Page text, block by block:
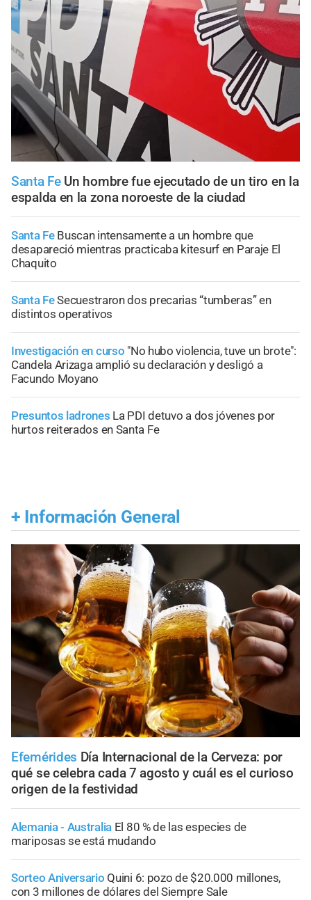
Santa Fe Un hombre fue ejecutado de un tiro en la
espalda en la zona noroeste de la ciudad
Santa Fe Buscan intensamente a un hombre que
desapareció mientras practicaba kitesurf en Paraje El
Chaquito
Santa FeSecuestraron dos precarias “tumberas” en
distintos operativos
Investigación en curso "No hubo violencia, tuve un brote":
Candela Arizaga amplió su declaración y desligó a
Facundo Moyano
Presuntos ladrones La PDI detuvo a dos jóvenes por
hurtos reiterados en Santa Fe
+ Información General
Efemérides Día Internacional de la Cerveza: por
qué se celebra cada 7 agosto y cuál es el curioso
origen de la festividad
Alemania - Australia El 80 % de las especies de
mariposas se está mudando
Sorteo Aniversario Quini 6: pozo de $20.000 millones,
con 3 millones de dólares del Siempre Sale